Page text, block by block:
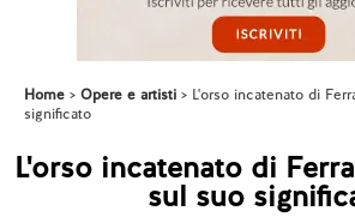
Home Opere e artisti
L'orso incatenato di
significato
L'orso incatenato di
sul suo